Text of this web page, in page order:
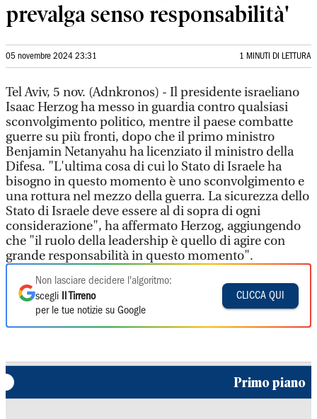
prevalga senso responsabilità'
05 novembre 2024 23:31 1 MINUTI DI LETTURA
Tel Aviv, 5 nov. (Adnkronos) - Il presidente israeliano
Isaac Herzog ha messo in guardia contro qualsiasi
sconvolgimento politico, mentre il paese combatte
guerre su più fronti, dopo che il primo ministro
Benjamin Netanyahu ha licenziato il ministro della
Difesa. "L'ultima cosa di cui lo Stato di Israele ha
bisogno in questo momento è uno sconvolgimento e
una rottura nel mezzo della guerra. La sicurezza dello
Stato di Israele deve essere al di sopra di ogni
considerazione", ha affermato Herzog, aggiungendo
che "il ruolo della leadership è quello di agire con
grande responsabilità in questo momento".
Non lasciare decidere l'algoritmo:
scegli
Il Tirreno
per le tue notizie su Google
CLICCA QUI
Primo piano